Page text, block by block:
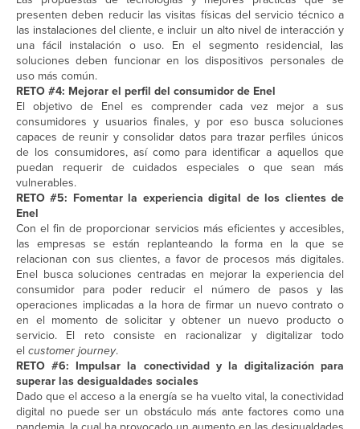
presenten deben reducir las visitas físicas del servicio técnico a
las instalaciones del cliente, e incluir un alto nivel de interacción y
una fácil instalación o uso. En el segmento residencial, las
soluciones deben funcionar en los dispositivos personales de
uso más común.
RETO #4: Mejorar el perfil del consumidor de Enel
El objetivo de Enel es comprender cada vez mejor a sus
consumidores y usuarios finales, y por eso busca soluciones
capaces de reunir y consolidar datos para trazar perfiles únicos
de los consumidores, así como para identificar a aquellos que
puedan requerir de cuidados especiales o que sean más
vulnerables.
RETO #5: Fomentar la experiencia digital de los clientes de
Enel
Con el fin de proporcionar servicios más eficientes y accesibles,
las empresas se están replanteando la forma en la que se
relacionan con sus clientes, a favor de procesos más digitales.
Enel busca soluciones centradas en mejorar la experiencia del
consumidor para poder reducir el número de pasos y las
operaciones implicadas a la hora de firmar un nuevo contrato o
en el momento de solicitar y obtener un nuevo producto o
servicio. El reto consiste en racionalizar y digitalizar todo
el customer journey.
RETO #6: Impulsar la conectividad y la digitalización para
superar las desigualdades sociales
Dado que el acceso a la energía se ha vuelto vital, la conectividad
digital no puede ser un obstáculo más ante factores como una